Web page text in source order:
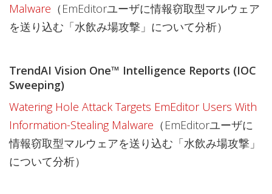
Malware （EmEditorユーザに情報窃取型マルウェア
を送り込む「水飲み場攻撃」について分析）
TrendAI Vision One™ Intelligence Reports (IOC
Sweeping)
Watering Hole Attack Targets EmEditor Users With
Information-Stealing Malware （EmEditorユーザに
情報窃取型マルウェアを送り込む「水飲み場攻撃」
について分析）